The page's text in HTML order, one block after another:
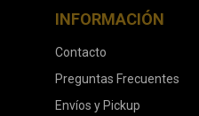
INFORMACIÓN
Contacto
Preguntas Frecuentes
Envíos y Pickup